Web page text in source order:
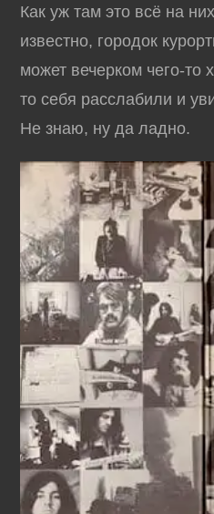
Как уж там это всё на
известно, городок
может вечерком чего-то
то себя расслабили и
Не знаю, ну да ладно.